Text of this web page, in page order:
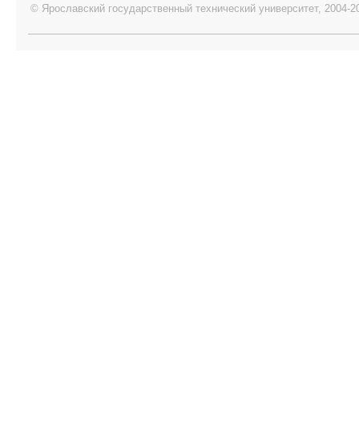
© Ярославский государственный технический университет, 2004-